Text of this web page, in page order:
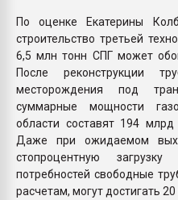
По оценке Екатерины
строительство третьей
6,5 млн тонн СПГ может
После реконструкции
месторождения под
суммарные мощности
области составят 194 млрд
Даже при ожидаемом
стопроцентную
потребностей свободные
расчетам, могут достигать